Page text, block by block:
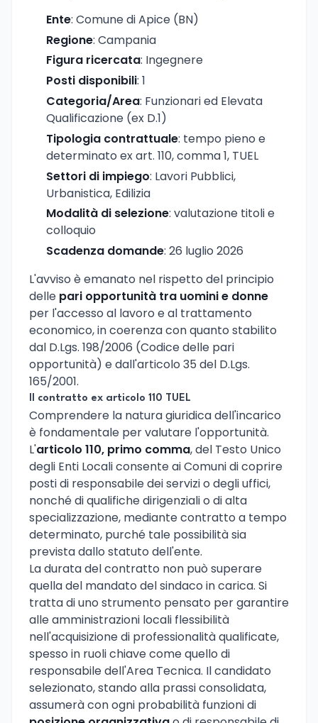
Ente: Comune di Apice (BN)
Regione: Campania
Figura ricercata: Ingegnere
Posti disponibili: 1
Categoria/Area: Funzionari ed Elevata
Qualificazione (ex D.1)
Tipologia contrattuale: tempo pieno e
determinato ex art. 110, comma 1, TUEL
Settori di impiego: Lavori Pubblici,
Urbanistica, Edilizia
Modalità di selezione: valutazione titoli e
colloquio
Scadenza domande: 26 luglio 2026
L'avviso è emanato nel rispetto del principio
delle pari opportunità tra uomini e donne
per l'accesso al lavoro e al trattamento
economico, in coerenza con quanto stabilito
dal D.Lgs. 198/2006 (Codice delle pari
opportunità) e dall'articolo 35 del D.Lgs.
165/2001.
Il contratto ex articolo 110 TUEL
Comprendere la natura giuridica dell'incarico
è fondamentale per valutare l'opportunità.
L'articolo 110, primo comma, del Testo Unico
degli Enti Locali consente ai Comuni di coprire
posti di responsabile dei servizi o degli uffici,
nonché di qualifiche dirigenziali o di alta
specializzazione, mediante contratto a tempo
determinato, purché tale possibilità sia
prevista dallo statuto dell'ente.
La durata del contratto non può superare
quella del mandato del sindaco in carica. Si
tratta di uno strumento pensato per garantire
alle amministrazioni locali flessibilità
nell'acquisizione di professionalità qualificate,
spesso in ruoli chiave come quello di
responsabile dell'Area Tecnica. Il candidato
selezionato, stando alla prassi consolidata,
assumerà con ogni probabilità funzioni di